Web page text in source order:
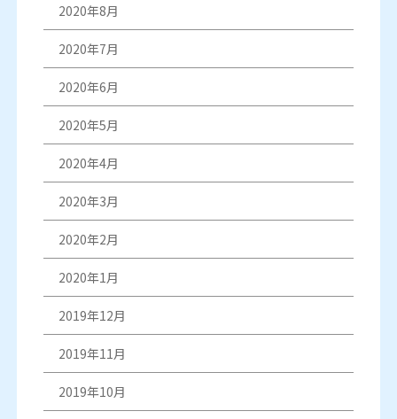
2020年8月
2020年7月
2020年6月
2020年5月
2020年4月
2020年3月
2020年2月
2020年1月
2019年12月
2019年11月
2019年10月